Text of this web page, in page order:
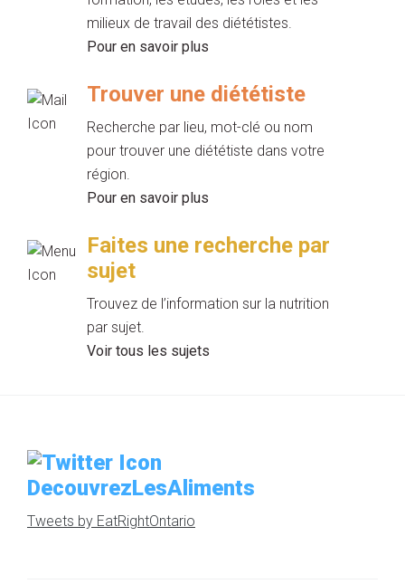
milieux de travail des diététistes.
Pour en savoir plus
Trouver une diététiste
Recherche par lieu, mot-clé ou nom
pour trouver une diététiste dans votre
région.
Pour en savoir plus
Faites une recherche par
sujet
Trouvez de l’information sur la nutrition
par sujet.
Voir tous les sujets
DecouvrezLesAliments
Tweets by EatRightOntario